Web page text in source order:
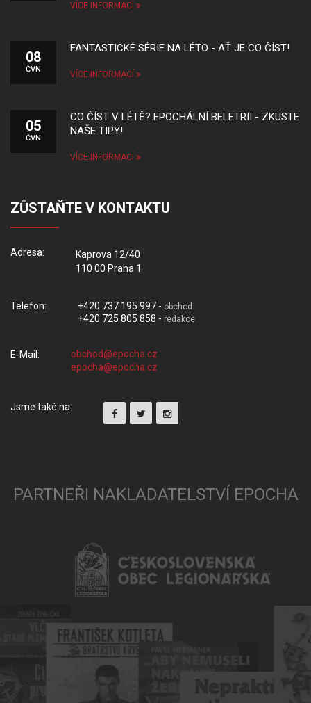
VÍCE INFORMACÍ
08
ČVN
FANTASTICKÉ SÉRIE NA LÉTO - AŤ JE CO ČÍST!
VÍCE INFORMACÍ
05
ČVN
CO ČÍST V LÉTĚ? EPOCHÁLNÍ BELETRII - ZKUSTE
NAŠE TIPY!
VÍCE INFORMACÍ
ZŮSTAŇTE V KONTAKTU
Adresa:
Kaprova 12/40
110 00 Praha 1
Telefon: +420 737 195 997 - obchod
+420 725 805 858 - redakce
E-Mail:
Jsme také na:
PARTNEŘI NAKLADATELSTVÍ EPOCHA